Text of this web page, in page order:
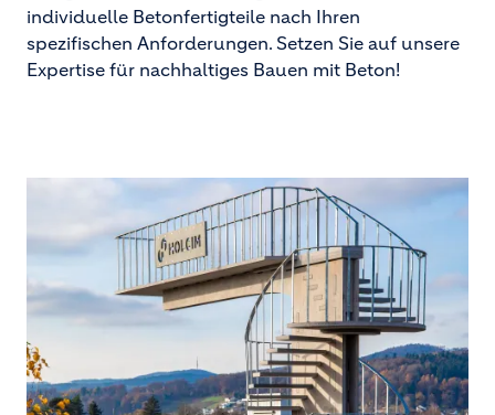
individuelle Betonfertigteile nach Ihren
spezifischen Anforderungen. Setzen Sie auf unsere
Expertise für nachhaltiges Bauen mit Beton!